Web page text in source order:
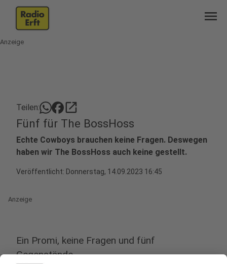
menu
Anzeige
Teilen: open_in_new
Fünf für The BossHoss
Echte Cowboys brauchen keine Fragen. Deswegen
haben wir The BossHoss auch keine gestellt.
Veröffentlicht: Donnerstag, 14.09.2023 16:45
Anzeige
Ein Promi, keine Fragen und fünf
Gegenstände